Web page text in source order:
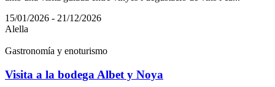
15/01/2026 - 21/12/2026
Alella
Gastronomía y enoturismo
Visita a la bodega Albet y Noya